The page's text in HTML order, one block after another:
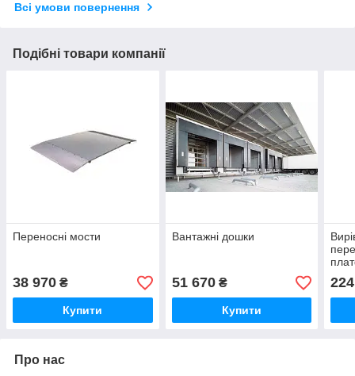
Всі умови повернення
Подібні товари компанії
Переносні мости
38 970 ₴
Купити
Вантажні дошки
51 670₴
Купити
Про нас